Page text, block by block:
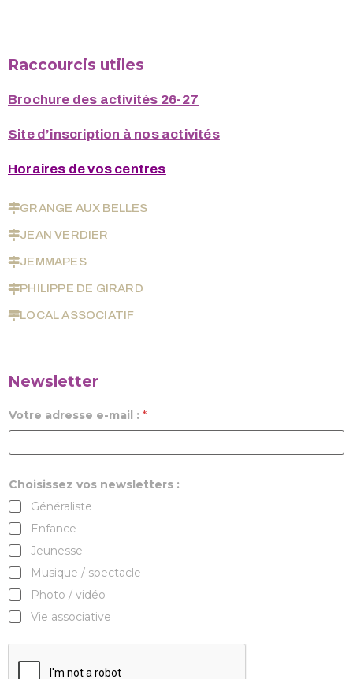
Raccourcis utiles
Brochure des activités 26-27
Site d’inscription à nos activités
Horaires de vos centres
GRANGE AUX BELLES
JEAN VERDIER
JEMMAPES
PHILIPPE DE GIRARD
LOCAL ASSOCIATIF
Newsletter
Votre adresse e-mail : *
Choisissez vos newsletters :
Généraliste
Enfance
Jeunesse
Musique / spectacle
Photo / vidéo
Vie associative